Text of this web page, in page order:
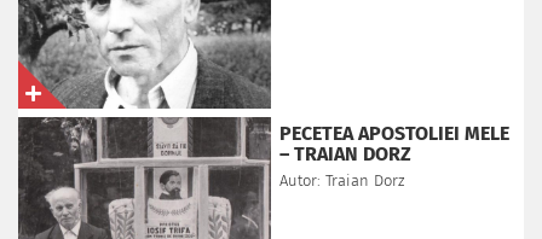
PECETEA APOSTOLIEI MELE
– TRAIAN DORZ
Autor: Traian Dorz